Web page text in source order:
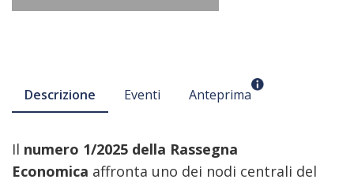
Descrizione Eventi Anteprima
Il numero 1/2025 della Rassegna
Economica affronta uno dei nodi centrali del